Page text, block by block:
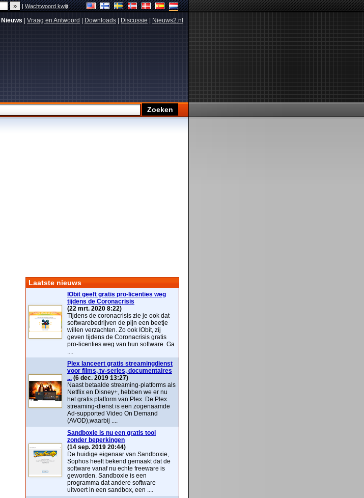
|Wachtwoord kwijt
Nieuws Vraag en Antwoord Downloads Discussie Nieuws2.nl
Laatste nieuws
IObit geeft gratis pro-licenties weg
tijdens de Coronacrisis
(22 mrt. 2020 8:22)
Tijdens de coronacrisis zie je ook dat
softwarebedrijven de pijn een beetje
willen verzachten. Zo ook IObit, zij
geven tijdens de Coronacrisis gratis
pro-licenties weg van hun software. Ga
....
Plex lanceert gratis streamingdienst
voor films, tv-series, documentaires
... (6 dec. 2019 13:27)
Naast betaalde streaming-platforms als
Netflix en Disney+, hebben we er nu
het gratis platform van Plex. De Plex
streaming-dienst is een zogenaamde
Ad-supported Video On Demand
(AVOD),waarbij ....
Sandboxie is nu een gratis tool
zonder beperkingen
(14 sep. 2019 20:44)
De huidige eigenaar van Sandboxie,
Sophos heeft bekend gemaakt dat de
software vanaf nu echte freeware is
geworden. Sandboxie is een
programma dat andere software
uitvoert in een sandbox, een ....